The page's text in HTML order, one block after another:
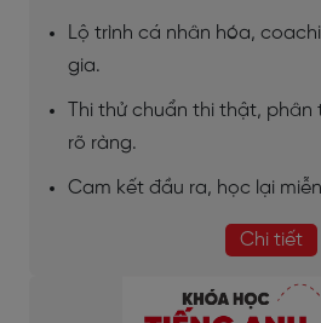
Lộ trình cá nhân hóa,
gia.
Thi thử chuẩn thi thật,
rõ ràng.
Cam kết đầu ra, học lại
Chi tiết